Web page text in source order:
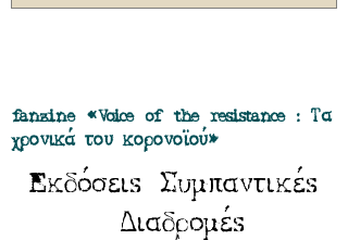
fanzine «Voice of the resistance : Τα
χρονικά του κορονοϊού»
Eκδόσειs Συμπαντικέs
Διαδρομέs